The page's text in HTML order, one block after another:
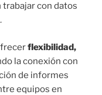
con datos
flexibilidad,
la conexión con
de informes
equipos en